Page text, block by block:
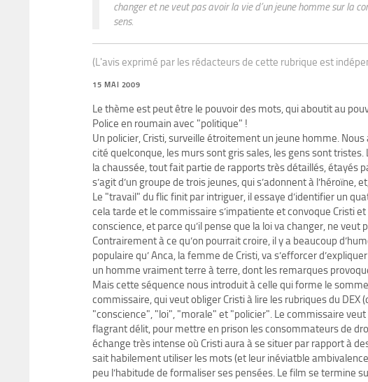
changer et ne veut pas avoir la vie d’un jeune homme sur la
sens.
(L'avis exprimé par les rédacteurs de cette rubrique est
15 MAI 2009
Le thème est peut être le pouvoir des mots, qui aboutit au
Police en roumain avec "politique" !
Un policier, Cristi, surveille étroitement un jeune homme.
cité quelconque, les murs sont gris sales, les gens sont
la chaussée, tout fait partie de rapports très détaillés, étayés
s’agit d’un groupe de trois jeunes, qui s’adonnent à l’héroïne,
Le "travail" du flic finit par intriguer, il essaye d’identifier un
cela tarde et le commissaire s’impatiente et convoque Cristi
conscience, et parce qu’il pense que la loi va changer, ne veut
Contrairement à ce qu’on pourrait croire, il y a beaucoup
populaire qu’ Anca, la femme de Cristi, va s’efforcer
un homme vraiment terre à terre, dont les remarques
Mais cette séquence nous introduit à celle qui forme le
commissaire, qui veut obliger Cristi à lire les rubriques du
"conscience", "loi", "morale" et "policier". Le commissaire
flagrant délit, pour mettre en prison les consommateurs de
échange très intense où Cristi aura à se situer par rapport à
sait habilement utiliser les mots (et leur inéviatble
peu l’habitude de formaliser ses pensées. Le film se termine